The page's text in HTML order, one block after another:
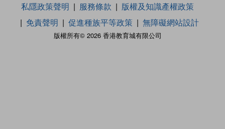
版權所有© 2026 香港教育城有限公司
私隱政策聲明 服務條款
版權及知識產權政策
免責聲明
促進種族平等政策 無障礙網站設計